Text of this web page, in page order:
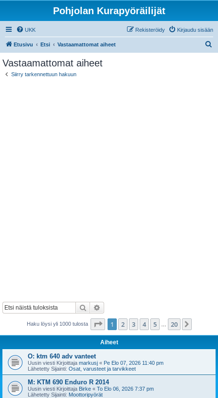
Pohjolan Kurapyöräilijät
UKK Kirjaudu sisään
Rekisteröidy
Etusivu Etsi Vastaamattomat aiheet
Vastaamattomat aiheet
Siirry tarkennettuun hakuun
Etsi
Haku löysi yli 1000 tulosta Sivu /20
1 2 3 4 5 20
Aiheet
O: ktm 640 adv vanteet
Uusin viesti Kirjoittaja markusj « Pe Elo 07, 2026 11:40 pm
Lähetetty Sijainti: Osat, varusteet ja tarvikkeet
M: KTM 690 Enduro R 2014
Uusin viesti Kirjoittaja Birke « To Elo 06, 2026 7:37 pm
Lähetetty Sijainti: Moottoripyörät